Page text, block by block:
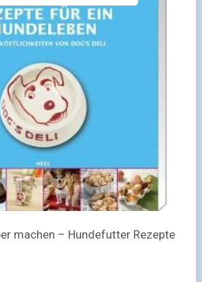
machen – Hundefutter Rezepte